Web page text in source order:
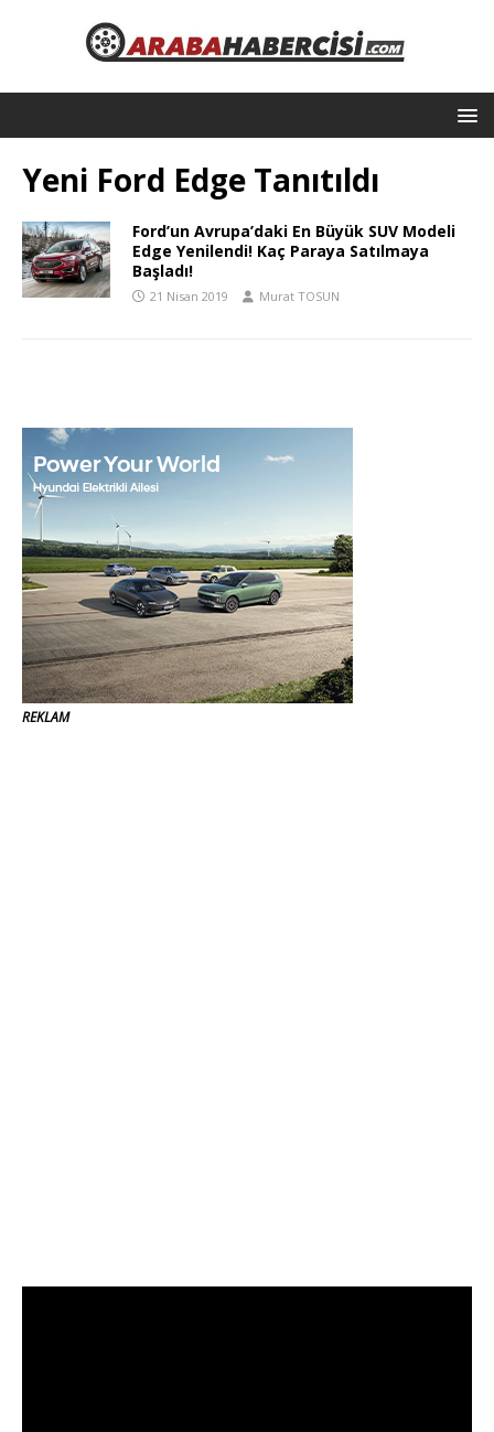
Yeni Ford Edge Tanıtıldı
Ford’un Avrupa’daki En Büyük SUV Modeli
Edge Yenilendi! Kaç Paraya Satılmaya
Başladı!
21 Nisan 2019 Murat TOSUN
REKLAM